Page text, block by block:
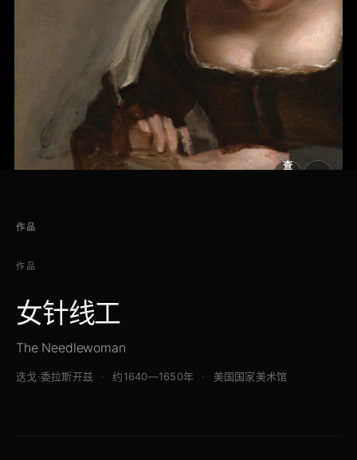
查
作品
作品
女针线工
The Needlewoman
迭戈·委拉斯开兹 约1640—1650年 美国国家美术馆